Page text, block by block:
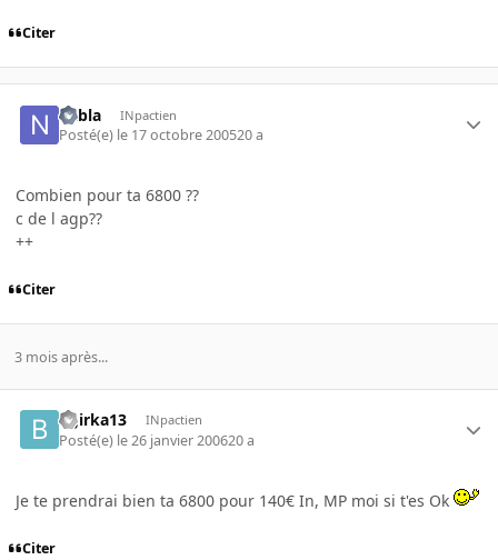
Citer
nabla INpactien
Posté(e) le 17 octobre 200520 a
Combien pour ta 6800 ??
c de l agp??
++
Citer
3 mois après...
Bgirka13 INpactien
Posté(e) le 26 janvier 200620 a
Je te prendrai bien ta 6800 pour 140€ In, MP moi si t'es Ok
Citer